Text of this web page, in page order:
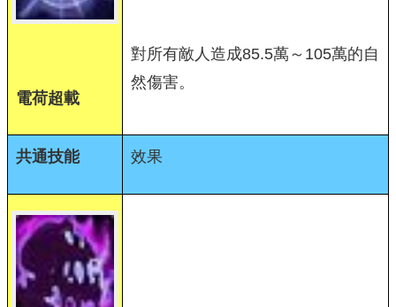
電荷超載
對所有敵人造成85.5萬～105萬的自
然傷害。
共通技能 效果